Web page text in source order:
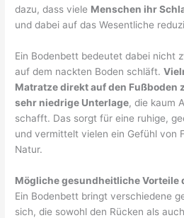
dazu, dass viele Menschen ihr
und dabei auf das Wesentliche
Ein Bodenbett bedeutet dabei nicht
auf dem nackten Boden schläft.
Matratze direkt auf den Fußboden
sehr niedrige Unterlage, die kaum
schafft. Das sorgt für eine ruhige,
und vermittelt vielen ein Gefühl von
Natur.
Mögliche gesundheitliche Vorteile
Ein Bodenbett bringt verschiedene
sich, die sowohl den Rücken als